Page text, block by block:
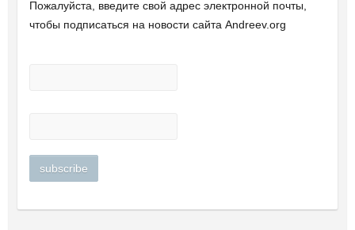
Пожалуйста, введите свой ​​адрес электронной почты,
чтобы подписаться на новости сайта Andreev.org